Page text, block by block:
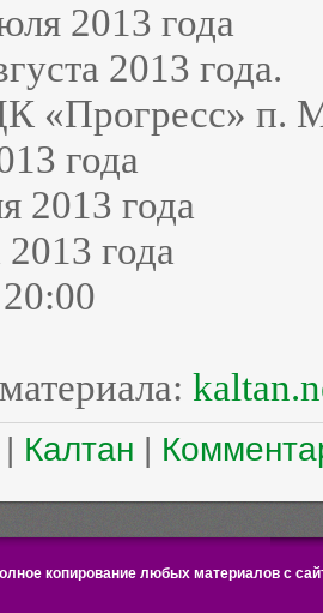
2013 года
2013 года.
«Прогресс» п.
года
2013 года
2013 года
| Калтан |
копирование любых материалов с